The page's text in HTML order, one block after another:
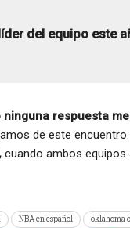
del equipo este
ninguna respuesta
de este encuentro
cuando ambos equipos
NBA en español oklahoma